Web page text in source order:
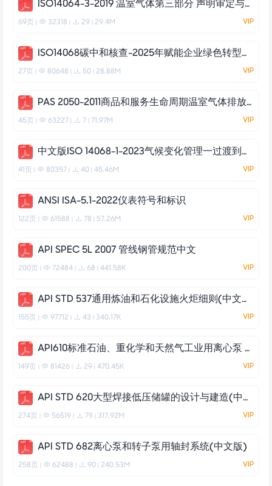
ISO14064-3-2019 温室气体第三部分 声明审定与核查的规范及指南（英文）
69页 32318 29 29.4M VIP
ISO14068碳中和核查-2025年赋能企业绿色转型的关键路径指南白皮书
27页 80648 50 28.88M VIP
PAS 2050-2011商品和服务生命周期温室气体排放评估规范(中文)
45页 63227 7 71.97M VIP
中文版ISO 14068-1-2023气候变化管理一过渡到净零-第一部分 碳中和
41页 80357 40 45.46M VIP
ANSI ISA-5.1-2022仪表符号和标识
122页 61588 78 57.26M VIP
API SPEC 5L 2007 管线钢管规范中文
200页 72484 68 441.58K VIP
API STD 537通用炼油和石化设施火炬细则(中文版)
155页 97712 43 340.17K VIP
API610标准石油、重化学和天然气工业用离心泵 第10版(中文版)
149页 81426 29 470.45K VIP
API STD 620大型焊接低压储罐的设计与建造(中文版)
274页 56519 79 317.92M VIP
API STD 682离心泵和转子泵用轴封系统(中文版)
258页 62488 90 240.53M VIP